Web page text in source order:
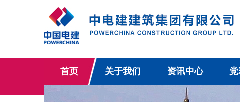
首页 关于我们 资讯中心